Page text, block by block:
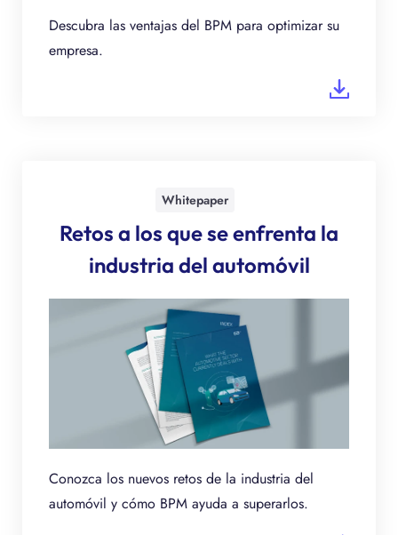
Descubra las ventajas del BPM para optimizar su
empresa.
Whitepaper
Retos a los que se enfrenta la
industria del automóvil
Conozca los nuevos retos de la industria del
automóvil y cómo BPM ayuda a superarlos.